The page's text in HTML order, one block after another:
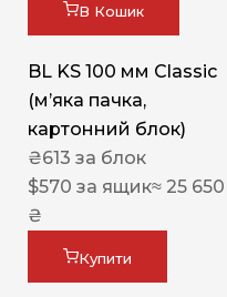
В Кошик
BL KS 100 мм Classic
(м’яка пачка,
картонний блок)
₴613 за блок
$570 за ящик≈ 25 650
₴
Купити